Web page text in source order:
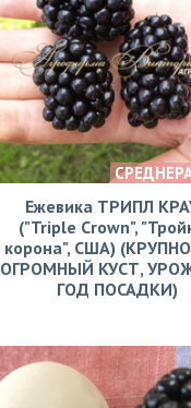
Ежевика ТРИПЛ
("Triple Crown",
корона", США)
ОГРОМНЫЙ КУСТ,
ГОД ПОСАДКИ)